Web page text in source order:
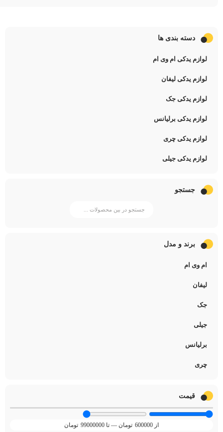
دسته بندی ها
لوازم یدکی ام وی ام
لوازم یدکی لیفان
لوازم یدکی جک
لوازم یدکی برلیانس
لوازم یدکی چری
لوازم یدکی جیلی
جستجو
برند و مدل
ام وی ام
لیفان
جک
جیلی
برلیانس
چری
قیمت
600000 تومان—
99000000 تومان